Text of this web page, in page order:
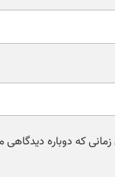
که دوباره